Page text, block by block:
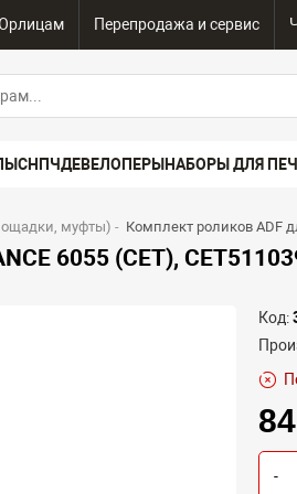
Перепродажа и сервис
СНПЧДЕВЕЛОПЕРЫ НАБОРЫ ДЛЯ
муфты) - Комплект роликов ADF
6055 (CET),
Код:
-